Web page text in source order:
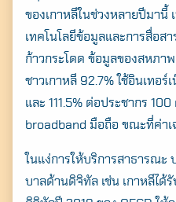
ของเกาหลีในช่วงหลายปีมา
เทคโนโลยีข้อมูลและการสื่อส
ก้าวกระโดด ข้อมูลของสหภา
ชาวเกาหลี 92.7% ใช้อินเทอ
และ 111.5% ต่อประชากร
broadband มือถือ ขณะที่ค่าเ
ในแง่การให้บริการสาธารณะ
บาลด้านดิจิทัล เช่น เกาหลีไ